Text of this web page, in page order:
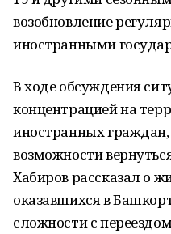
возобновление
иностранными
В ходе обсуждения
концентрацией на
иностранных
возможности
Хабиров рассказал о
оказавшихся в
сложности с